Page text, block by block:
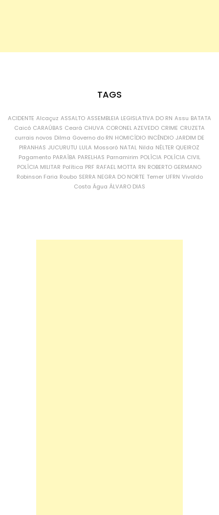
TAGS
ACIDENTE Alcaçuz ASSALTO ASSEMBLEIA LEGISLATIVA DO RN Assu BATATA
Caicó CARAÚBAS Ceará CHUVA CORONEL AZEVEDO CRIME CRUZETA
currais novos Dilma Governo do RN HOMICÍDIO INCÊNDIO JARDIM DE
PIRANHAS JUCURUTU LULA Mossoró NATAL Nilda NÉLTER QUEIROZ
Pagamento PARAÍBA PARELHAS Parnamirim POLÍCIA POLÍCIA CIVIL
POLÍCIA MILITAR Política PRF RAFAEL MOTTA RN ROBERTO GERMANO
Robinson Faria Roubo SERRA NEGRA DO NORTE Temer UFRN Vivaldo
Costa Água ÁLVARO DIAS